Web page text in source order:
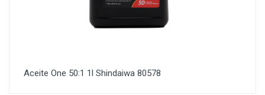
Aceite One 50:1 1l Shindaiwa 80578